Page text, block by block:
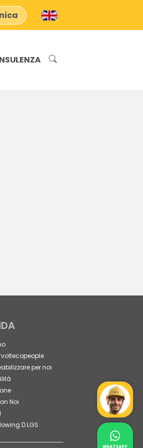
per noi
Noi
D.LGS
Mr
WHATSAPP